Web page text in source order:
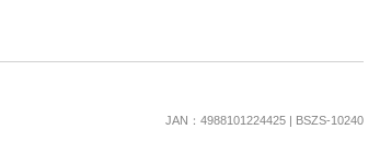
JAN：4988101224425 | BSZS-10240